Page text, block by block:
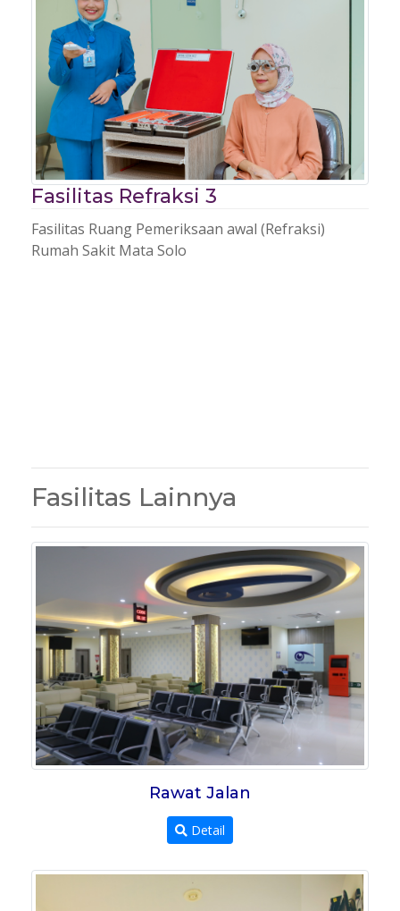
Fasilitas Refraksi 3
Fasilitas Ruang Pemeriksaan awal (Refraksi)
Rumah Sakit Mata Solo
Fasilitas Lainnya
Rawat Jalan
Detail